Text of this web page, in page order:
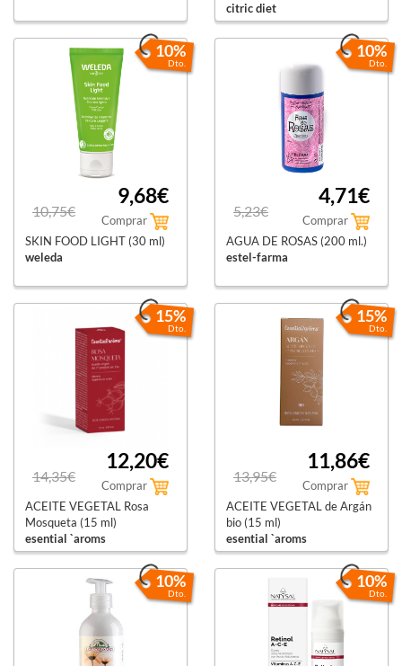
citric diet
10%
Dto.
10,75€
9,68€
Comprar
SKIN FOOD LIGHT (30 ml)
weleda
10%
Dto.
5,23€
4,71€
Comprar
AGUA DE ROSAS (200 ml.)
estel-farma
15%
Dto.
14,35€
12,20€
Comprar
ACEITE VEGETAL Rosa
Mosqueta (15 ml)
esential `aroms
15%
Dto.
13,95€
11,86€
Comprar
ACEITE VEGETAL de Argán
bio (15 ml)
esential `aroms
10%
Dto.
10%
Dto.